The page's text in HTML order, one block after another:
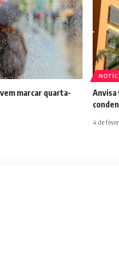
marcar quarta-
Anvisa
4 de